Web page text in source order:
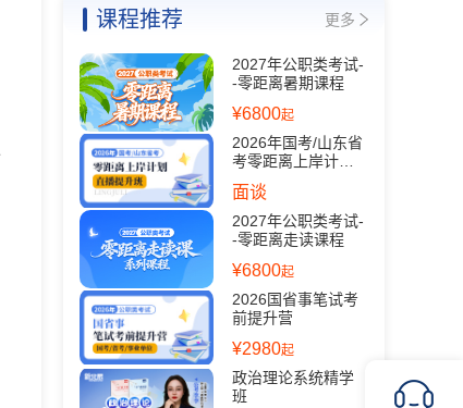
课程推荐 更多
2027年公职类考试-
-零距离暑期课程
¥6800起
2026年国考/山东省
考零距离上岸计划
（直播提升班）
面谈
2027年公职类考试-
-零距离走读课程
¥6800起
2026国省事笔试考
前提升营
¥2980起
政治理论系统精学
班